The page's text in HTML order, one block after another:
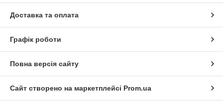
Доставка та оплата
Графік роботи
Повна версія сайту
Сайт створено на маркетплейсі Prom.ua